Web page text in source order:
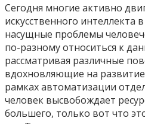
Сегодня многие активно
искусственного интеллекта
насущные проблемы
по-разному относиться к
рассматривая различные
вдохновляющие на
рамках автоматизации
человек высвобождает
большего, только вот что